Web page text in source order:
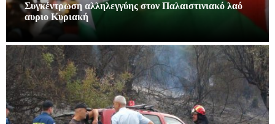
Συγκέντρωση αλληλεγγύης στον Παλαιστινιακό λαό
αυριο Κυριακή